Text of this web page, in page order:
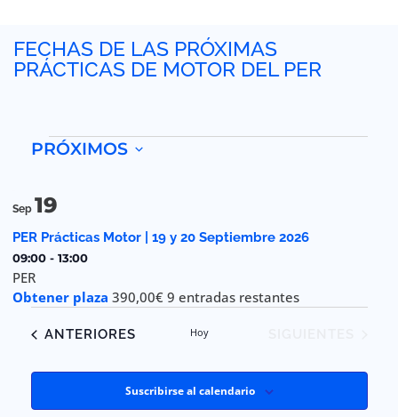
FECHAS DE LAS PRÓXIMAS
PRÁCTICAS DE MOTOR DEL PER
PRÓXIMOS
List
of
events
in
Photo
Sep 19
PER Prácticas Motor | 19 y 20 Septiembre 2026
09:00 - 13:00
PER
Obtener plaza 390,00€ 9 entradas restantes
EVENTOS
ANTERIORES Hoy
Suscribirse al calendario